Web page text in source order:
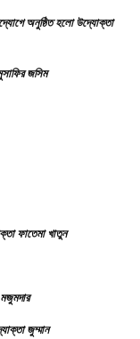
অনুষ্ঠিত হলো উদ্যোক্তা
জসিম
ফাতেমা খাতুন
জুম্মান